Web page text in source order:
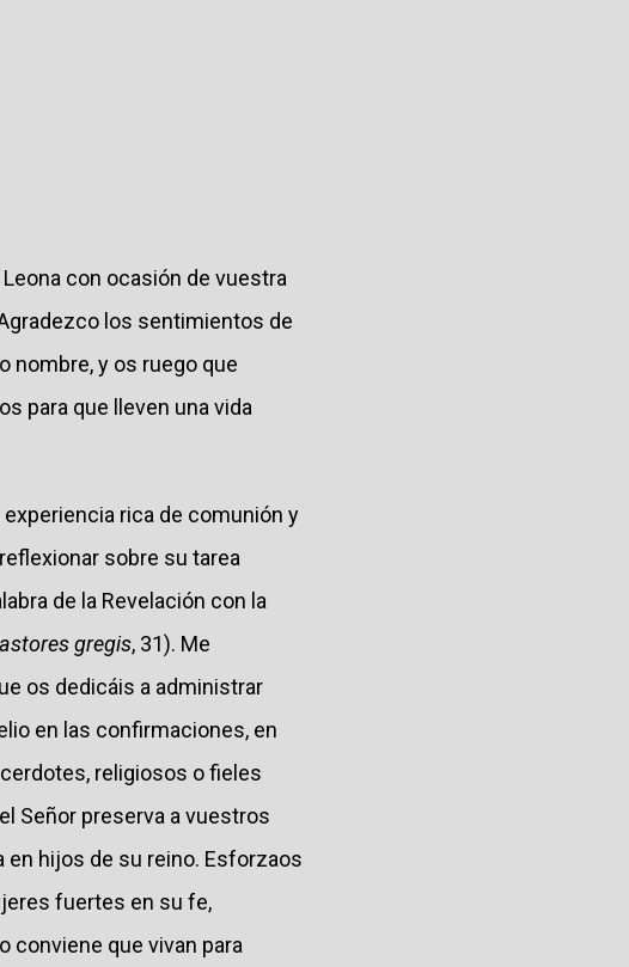
con ocasión de vuestra
los sentimientos de
nombre, y os ruego que
para que lleven una vida
rica de comunión y
sobre su tarea
de la Revelación con la
gregis, 31). Me
os dedicáis a administrar
en las confirmaciones, en
religiosos o fieles
Señor preserva a vuestros
en hijos de su reino. Esforzaos
fuertes en su fe,
conviene que vivan para